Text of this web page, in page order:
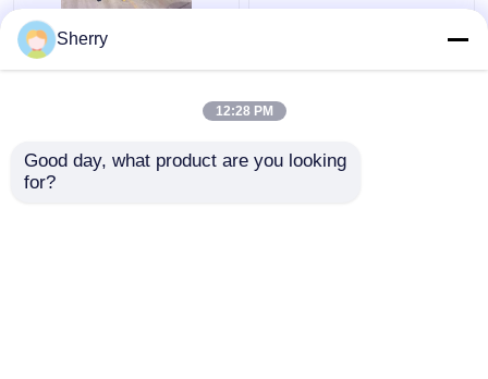
2500kg 3 Way Palet
Stacker Passeio
Estacionamento lateral
toneladas Sistema de
controle de
americano CURTIS
Sherry
12:28 PM
Good day, what product are you looking
for?